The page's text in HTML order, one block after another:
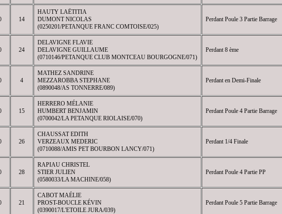
14
HAUTY LAËTITIA
DUMONT NICOLAS
(0250201/PETANQUE FRANC COMTOISE/025)
Perdant Poule 3 Partie Barrage
24
DELAVIGNE FLAVIE
DELAVIGNE GUILLAUME
(0710146/PETANQUE CLUB MONTCEAU BOURGOGNE/071)
Perdant 8 ème
4
MATHEZ SANDRINE
MEZZAROBBA STEPHANE
(0890048/AS TONNERRE/089)
Perdant en Demi-Finale
15
HERRERO MÉLANIE
HUMBERT BENJAMIN
(0700042/LA PETANQUE RIOLAISE/070)
Perdant Poule 4 Partie Barrage
26
CHAUSSAT EDITH
VERZEAUX MEDERIC
(0710088/AMIS PET BOURBON LANCY/071)
Perdant 1/4 Finale
28
RAPIAU CHRISTEL
STIER JULIEN
(0580033/LA MACHINE/058)
Perdant Poule 4 Partie PP
21
CABOT MAÉLIE
PROST-BOUCLE KÉVIN
(0390017/L'ETOILE JURA/039)
Perdant Poule 5 Partie Barrage